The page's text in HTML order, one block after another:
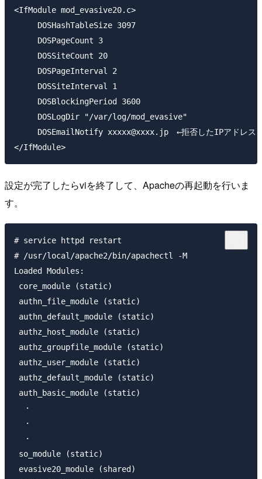
<IfModule mod_evasive20.c>
     DOSHashTableSize 3097
     DOSPageCount 3
     DOSSiteCount 20
     DOSPageInterval 2
     DOSSiteInterval 1
     DOSBlockingPeriod 3600
     DOSLogDir "/var/log/mod_evasive"
DOSEmailNotify xxxxx@xxxx.jp　←拒否したIPアドレス
設定が完了したらviを終了して、Apacheの再起動を行いま
す。
# service httpd restart
# /usr/local/apache2/bin/apachectl -M
Loaded Modules:
core_module (static)
authn_file_module (static)
authn_default_module (static)
authz_host_module (static)
authz_groupfile_module (static)
authz_user_module (static)
authz_default_module (static)
auth_basic_module (static)
  ・
  ・
  ・
so_module (static)
evasive20_module (shared)